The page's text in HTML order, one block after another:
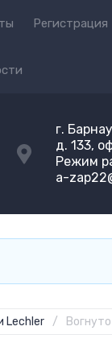
Регистрация
г.
д. 133,
Режим
a-
Lechler /